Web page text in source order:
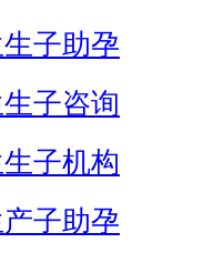
子助孕
子咨询
子机构
子助孕